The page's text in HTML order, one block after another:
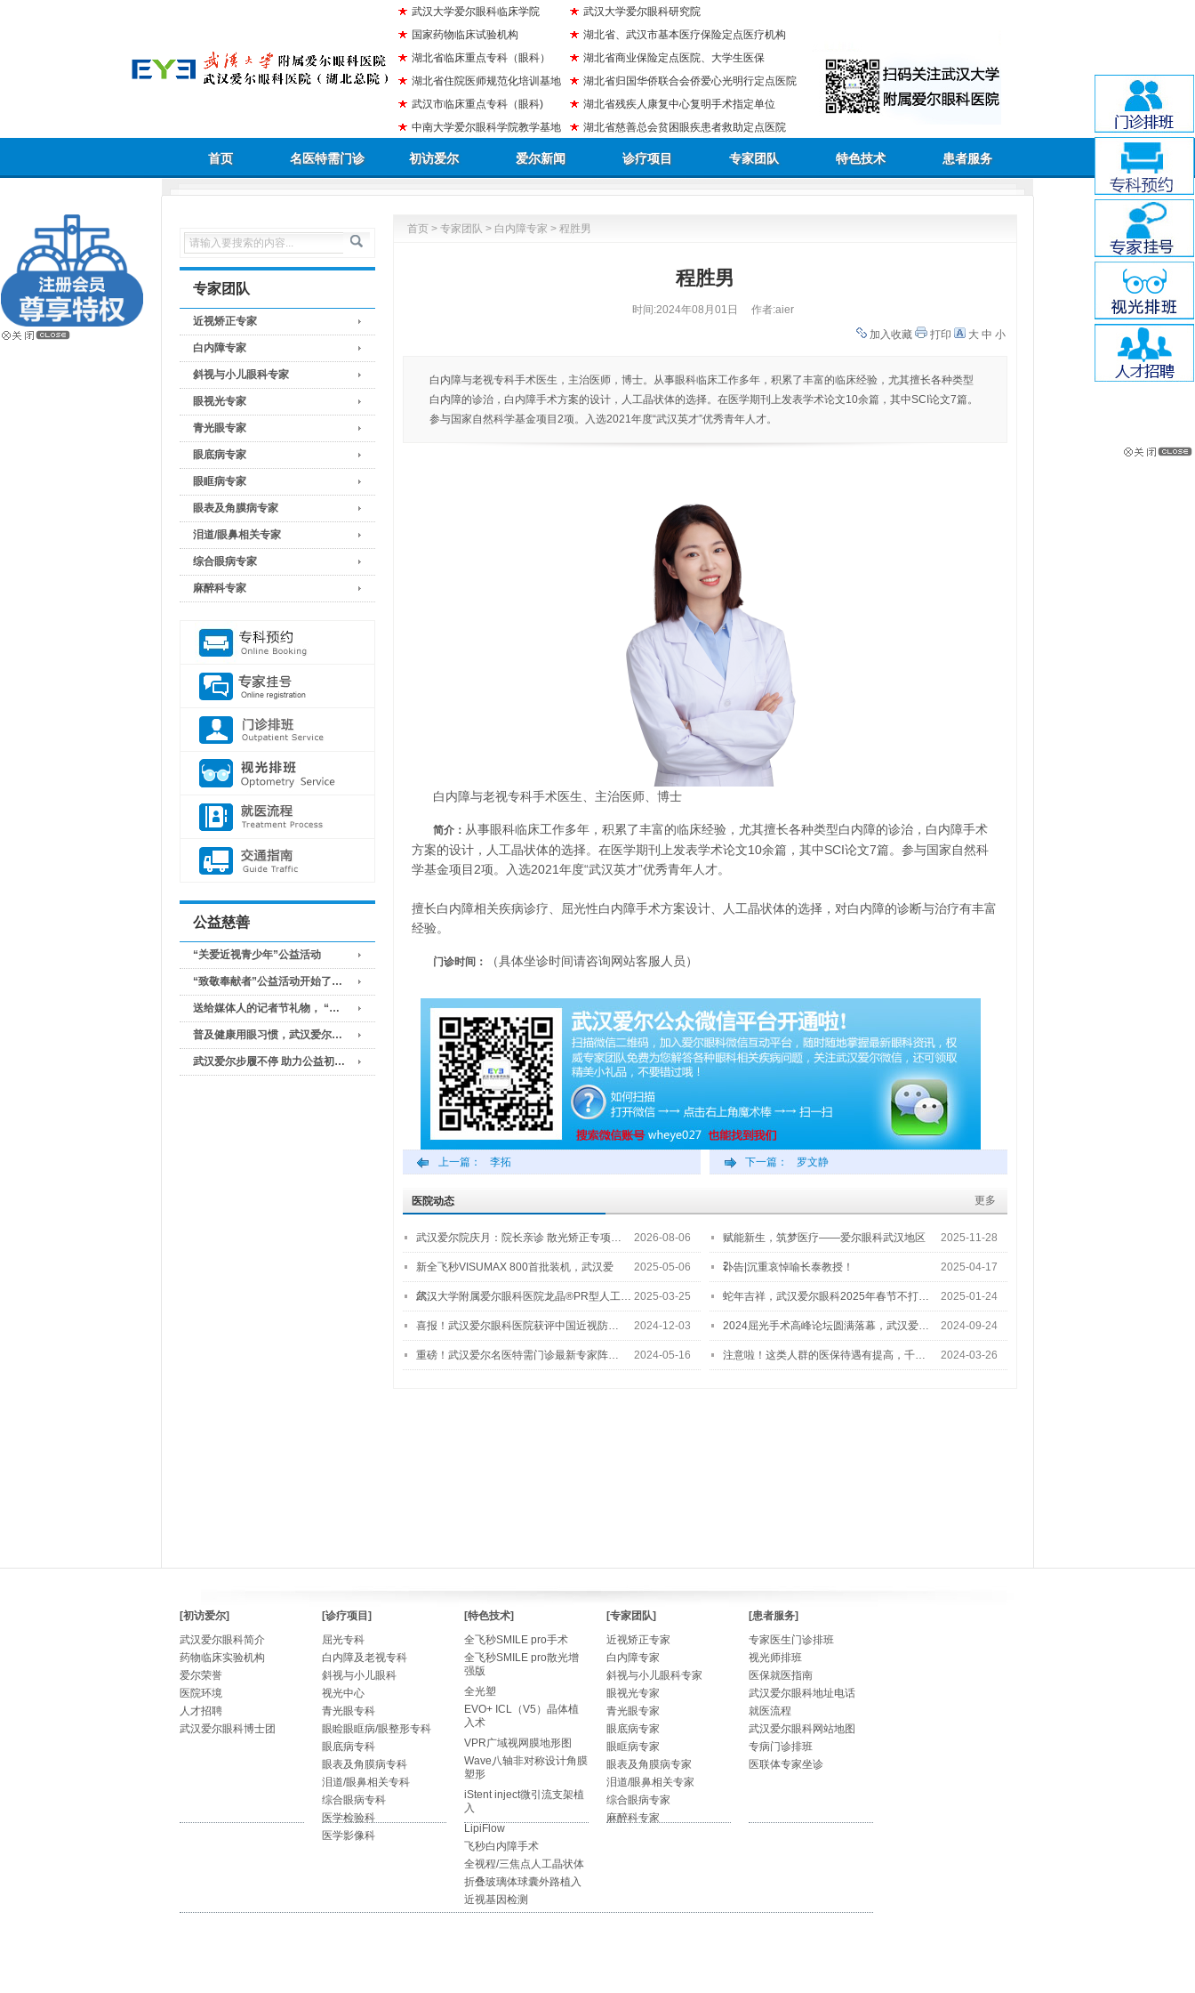
武汉大学爱尔眼科临床学院
国家药物临床试验机构
湖北省临床重点专科（眼科）
湖北省住院医师规范化培训基地
武汉市临床重点专科（眼科)
中南大学爱尔眼科学院教学基地
武汉大学爱尔眼科研究院
湖北省、武汉市基本医疗保险定点医疗机构
湖北省商业保险定点医院、大学生医保
湖北省归国华侨联合会侨爱心光明行定点医院
湖北省残疾人康复中心复明手术指定单位
湖北省慈善总会贫困眼疾患者救助定点医院
首页 名医特需门诊 初访爱尔 爱尔新闻 诊疗项目 专家团队 特色技术 患者服务
专家团队
近视矫正专家
白内障专家
斜视与小儿眼科专家
眼视光专家
青光眼专家
眼底病专家
眼眶病专家
眼表及角膜病专家
泪道/眼鼻相关专家
综合眼病专家
麻醉科专家
公益慈善
“关爱近视青少年”公益活动
“致敬奉献者”公益活动开始了…
送给媒体人的记者节礼物， “…
普及健康用眼习惯，武汉爱尔…
武汉爱尔步履不停 助力公益初…
首页 > 专家团队 > 白内障专家 > 程胜男
程胜男
时间:2024年08月01日
作者:aier
加入收藏
打印 大 中 小
白内障与老视专科手术医生，主治医师，博士。从事眼科临床工作多年，积累了丰富的临床经验，尤其擅长各种类型
白内障的诊治，白内障手术方案的设计，人工晶状体的选择。在医学期刊上发表学术论文10余篇，其中SCI论文7篇。
参与国家自然科学基金项目2项。入选2021年度“武汉英才”优秀青年人才。
白内障与老视专科手术医生、主治医师、博士
简介： 从事眼科临床工作多年，积累了丰富的临床经验，尤其擅长各种类型白内障的诊治，白内障手术
方案的设计，人工晶状体的选择。在医学期刊上发表学术论文10余篇，其中SCI论文7篇。参与国家自然科
学基金项目2项。入选2021年度“武汉英才”优秀青年人才。
擅长白内障相关疾病诊疗、屈光性白内障手术方案设计、人工晶状体的选择，对白内障的诊断与治疗有丰富
经验。
门诊时间： （具体坐诊时间请咨询网站客服人员）
上一篇： 李拓 下一篇： 罗文静
更多
医院动态
武汉爱尔院庆月：院长亲诊 散光矫正专项… 2026-08-06 赋能新生，筑梦医疗——爱尔眼科武汉地区
2…
2025-11-28
新全飞秒VISUMAX 800首批装机，武汉爱
尔…
2025-05-06 讣告|沉重哀悼喻长泰教授！ 2025-04-17
武汉大学附属爱尔眼科医院龙晶®PR型人工… 2025-03-25 蛇年吉祥，武汉爱尔眼科2025年春节不打… 2025-01-24
喜报！武汉爱尔眼科医院获评中国近视防… 2024-12-03 2024屈光手术高峰论坛圆满落幕，武汉爱… 2024-09-24
重磅！武汉爱尔名医特需门诊最新专家阵… 2024-05-16 注意啦！这类人群的医保待遇有提高，千… 2024-03-26
[初访爱尔]
武汉爱尔眼科简介
药物临床实验机构
爱尔荣誉
医院环境
人才招聘
武汉爱尔眼科博士团
[诊疗项目]
屈光专科
白内障及老视专科
斜视与小儿眼科
视光中心
青光眼专科
眼睑眼眶病/眼整形专科
眼底病专科
眼表及角膜病专科
泪道/眼鼻相关专科
综合眼病专科
医学检验科
医学影像科
[特色技术]
全飞秒SMILE pro手术
全飞秒SMILE pro散光增
强版
全光塑
EVO+ ICL（V5）晶体植
入术
VPR广域视网膜地形图
Wave八轴非对称设计角膜
塑形
iStent inject微引流支架植
入
LipiFlow
飞秒白内障手术
全视程/三焦点人工晶状体
折叠玻璃体球囊外路植入
近视基因检测
[专家团队]
近视矫正专家
白内障专家
斜视与小儿眼科专家
眼视光专家
青光眼专家
眼底病专家
眼眶病专家
眼表及角膜病专家
泪道/眼鼻相关专家
综合眼病专家
麻醉科专家
[患者服务]
专家医生门诊排班
视光师排班
医保就医指南
武汉爱尔眼科地址电话
就医流程
武汉爱尔眼科网站地图
专病门诊排班
医联体专家坐诊